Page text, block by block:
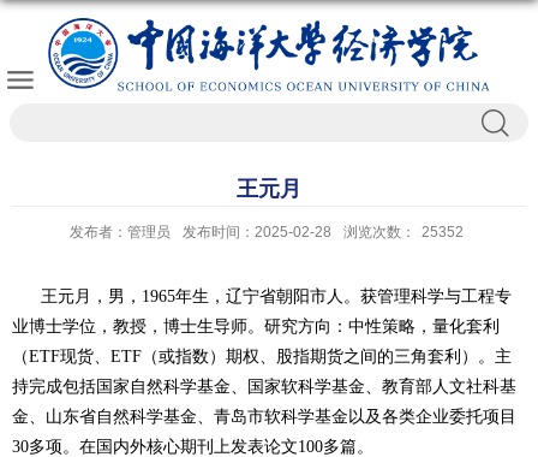
王元月
发布者：管理员 发布时间：2025-02-28 浏览次数： 25352
王元月，男， 1965年生，辽宁省朝阳市人。获管理科学与工程专
业博士学位，教授，博士生导师。研究方向：中性策略，量化套利
（ETF现货、 ETF （或指数）期权 、股指期货之间的三角套利）。主
持完成包括国家自然科学基金、国家软科学基金、教育部人文社科基
金、山东省自然科学基金、青岛市软科学基金以及各类企业委托项目
30多项。在国内外核心期刊上发表论文100多篇。